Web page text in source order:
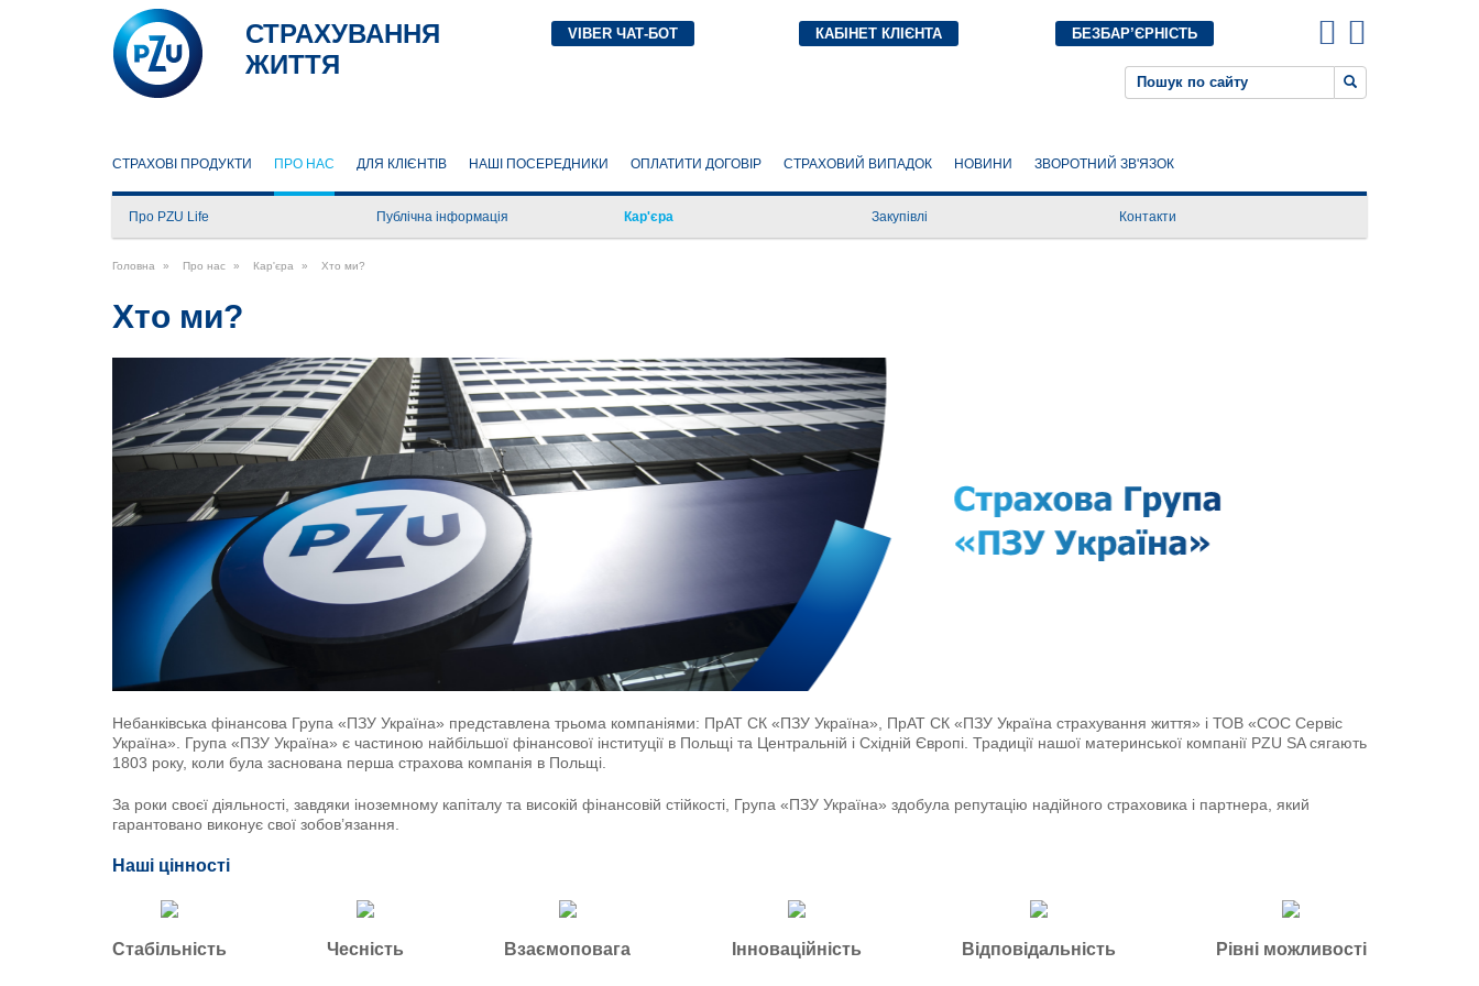
СТРАХУВАННЯ
ЖИТТЯ
VIBER ЧАТ-БОТ КАБІНЕТ КЛІЄНТА БЕЗБАР’ЄРНІСТЬ
СТРАХОВІ ПРОДУКТИ ПРО НАС (CURRENT)
ДЛЯ КЛІЄНТІВ НАШІ ПОСЕРЕДНИКИ ОПЛАТИТИ ДОГОВІР СТРАХОВИЙ ВИПАДОК НОВИНИ ЗВОРОТНИЙ ЗВ'ЯЗОК
Про PZU Life
Публічна інформація
Інформація про Страховика, яка
надається клієнту перед
укладенням договору відповідно
до ст. 87 Закону України «Про
страхування»
Порядок обробки персональних
даних споживачів та дії страховика
щодо їх захисту
Статутні та реєстраційні
документи
Корпоративна інформація та
Інвестиційний дохід
Інформація для акціонерів та
стейкхолдерів
Збори акціонерів
задоволення вимог споживачів
Політика конфіденційності
Кар'єра
Заробляйте з ПЗУ Life
Стати страховим агентом
Закупівлі Контакти
Головна Про нас Кар'єра Хто ми?
Хто ми?
Небанківська фінансова Група «ПЗУ Україна» представлена трьома компаніями: ПрАТ СК «ПЗУ Україна», ПрАТ СК «ПЗУ Україна страхування життя» і ТОВ «СОС Сервіс
Україна». Група «ПЗУ Україна» є частиною найбільшої фінансової інституції в Польщі та Центральній і Східній Європі. Традиції нашої материнської компанії PZU SA сягають
1803 року, коли була заснована перша страхова компанія в Польщі.
За роки своєї діяльності, завдяки іноземному капіталу та високій фінансовій стійкості, Група «ПЗУ Україна» здобула репутацію надійного страховика і партнера, який
гарантовано виконує свої зобов’язання.
Наші цінності
Стабільність Чесність Взаємоповага Інноваційність Відповідальність Рівні можливості